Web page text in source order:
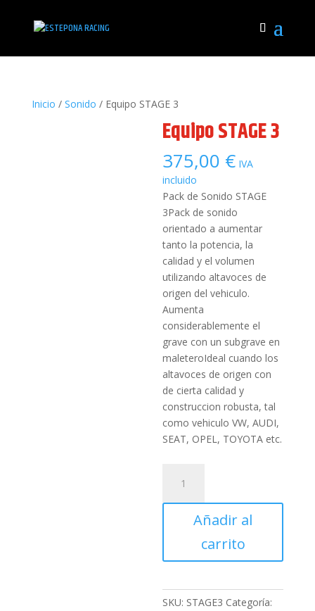
Inicio / Sonido / Equipo STAGE 3
Equipo STAGE 3
375,00 € IVA
incluido
Pack de Sonido STAGE
3Pack de sonido
orientado a aumentar
tanto la potencia, la
calidad y el volumen
utilizando altavoces de
origen del vehiculo.
Aumenta
considerablemente el
grave con un subgrave en
maleteroIdeal cuando los
altavoces de origen con
de cierta calidad y
construccion robusta, tal
como vehiculo VW, AUDI,
SEAT, OPEL, TOYOTA etc.
STAGE
3
cantidadAñadir al
carrito
SKU: STAGE3 Categoría: